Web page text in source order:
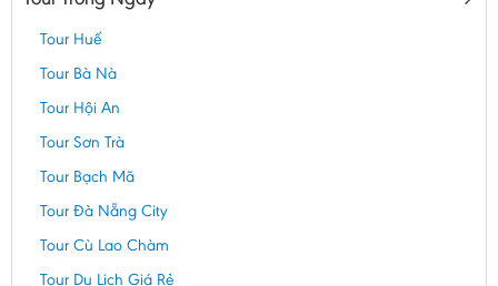
Tour Huế
Tour Bà Nà
Tour Hội An
Tour Sơn Trà
Tour Bạch Mã
Tour Đà Nẵng City
Tour Cù Lao Chàm
Tour Du Lịch Giá Rẻ